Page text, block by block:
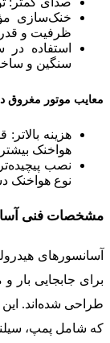
خنک‌سازی
ظرفیت و
استفاده
سنگین و
معایب موتور مغروق
هزینه
هواخنک
نصب
نوع هواخنک
مشخصات فنی
آسانسورهای
برای جابجایی بار
طراحی شده‌اند. این
که شامل پمپ،